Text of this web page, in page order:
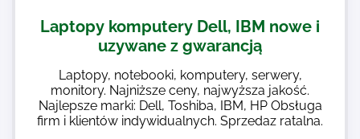
Laptopy komputery Dell, IBM nowe i
uzywane z gwarancją
Laptopy, notebooki, komputery, serwery,
monitory. Najniższe ceny, najwyższa jakość.
Najlepsze marki: Dell, Toshiba, IBM, HP Obsługa
firm i klientów indywidualnych. Sprzedaz ratalna.